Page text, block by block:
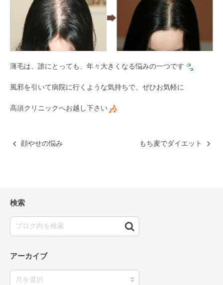
薄毛は、誰にとっても、年々大きくなる悩みの一つです
風邪を引いて病院に行くような気持ちで、ぜひお気軽に
高須クリニックへお越し下さい
顔やせの悩み もち麦でダイエット
検索
アーカイブ